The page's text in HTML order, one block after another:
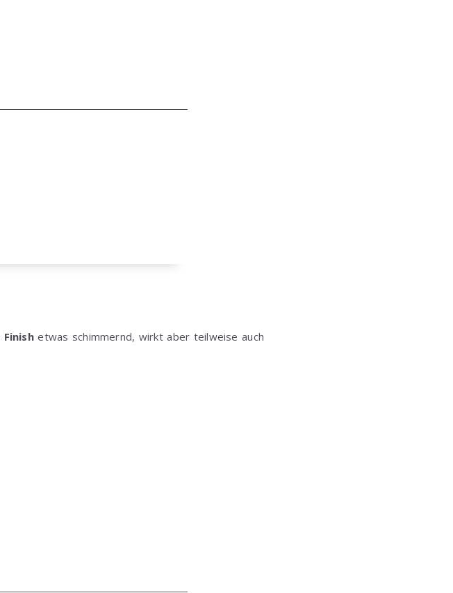
Finishetwas schimmernd, wirkt aber teilweise auch